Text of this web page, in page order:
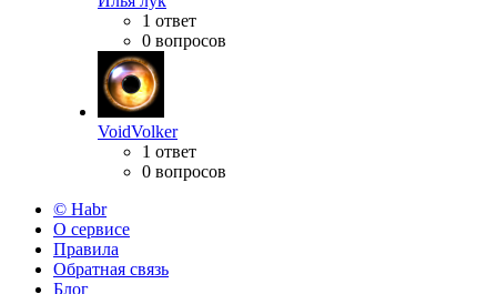
1 ответ
0 вопросов
VoidVolker
1 ответ
0 вопросов
© Habr
О сервисе
Правила
Обратная связь
Блог